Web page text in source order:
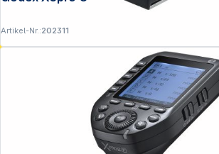
Artikel-Nr.:202311